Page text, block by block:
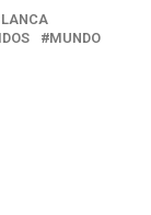
MUNDO